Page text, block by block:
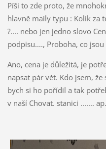
Píši to zde proto, že
hlavně maily typu : Kolik za
?.... nebo jen jedno slovo
podpisu...., Proboha, co jsou
Ano, cena je důležitá, je
napsat pár vět. Kdo jsem,
bych si ho pořídil a tak
v naší Chovat. stanici